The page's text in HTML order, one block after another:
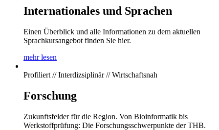
Internationales und Sprachen
Einen Überblick und alle Informationen zu dem aktuellen
Sprachkursangebot finden Sie hier.
mehr lesen
Profiliert // Interdizsiplinär // Wirtschaftsnah
Forschung
Zukunftsfelder für die Region. Von Bioinformatik bis
Werkstoffprüfung: Die Forschungsschwerpunkte der THB.